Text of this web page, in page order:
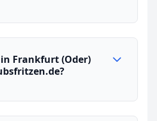
Frankfurt (Oder)